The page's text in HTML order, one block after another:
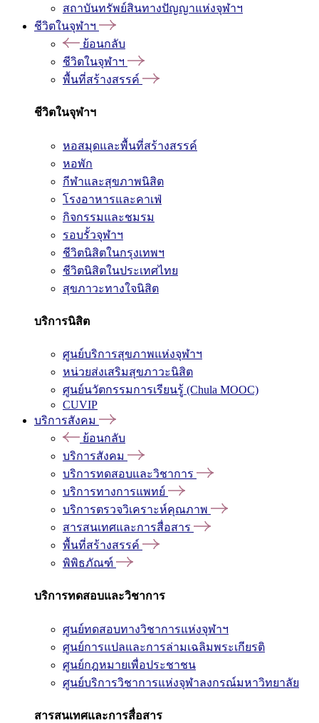
สถาบันทรัพย์สินทางปัญญาแห่งจุฬาฯ
ชีวิตในจุฬาฯ
ย้อนกลับ
ชีวิตในจุฬาฯ
พื้นที่สร้างสรรค์
ชีวิตในจุฬาฯ
หอสมุดและพื้นที่สร้างสรรค์
หอพัก
กีฬาและสุขภาพนิสิต
โรงอาหารและคาเฟ่
กิจกรรมและชมรม
รอบรั้วจุฬาฯ
ชีวิตนิสิตในกรุงเทพฯ
ชีวิตนิสิตในประเทศไทย
สุขภาวะทางใจนิสิต
บริการนิสิต
ศูนย์บริการสุขภาพแห่งจุฬาฯ
หน่วยส่งเสริมสุขภาวะนิสิต
ศูนย์นวัตกรรมการเรียนรู้ (Chula MOOC)
CUVIP
บริการสังคม
ย้อนกลับ
บริการสังคม
บริการทดสอบและวิชาการ
บริการทางการแพทย์
บริการตรวจวิเคราะห์คุณภาพ
สารสนเทศและการสื่อสาร
พื้นที่สร้างสรรค์
พิพิธภัณฑ์
บริการทดสอบและวิชาการ
ศูนย์ทดสอบทางวิชาการแห่งจุฬาฯ
ศูนย์การแปลและการล่ามเฉลิมพระเกียรติ
ศูนย์กฎหมายเพื่อประชาชน
ศูนย์บริการวิชาการแห่งจุฬาลงกรณ์มหาวิทยาลัย
สารสนเทศและการสื่อสาร